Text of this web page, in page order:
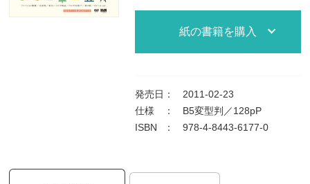
紙の書籍を購入
発売日 ：
2011-02-23
仕様
：
B5変型判／128pP
ISBN
： 978-4-8443-6177-0